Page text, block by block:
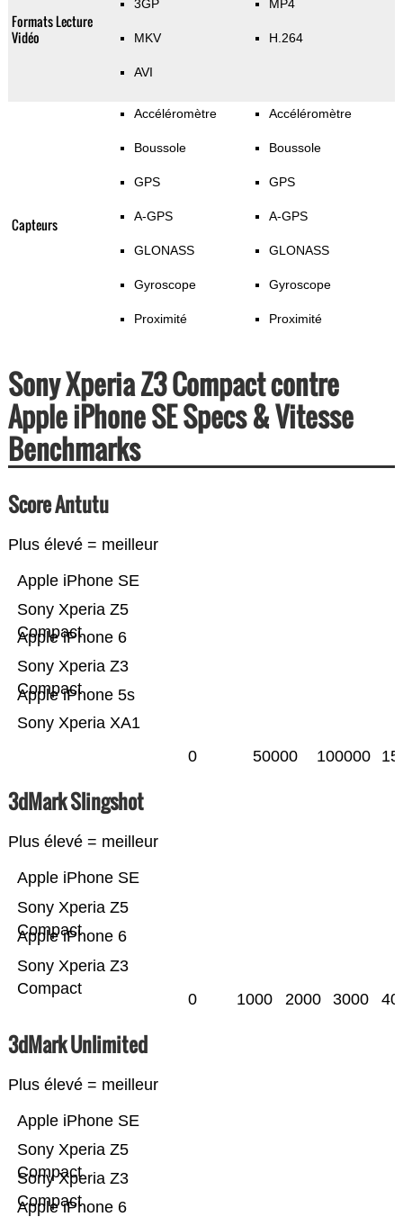
Formats Lecture
Vidéo
3GP
MKV
AVI
MP4
H.264
Capteurs
Accéléromètre
Boussole
GPS
A-GPS
GLONASS
Gyroscope
Proximité
Accéléromètre
Boussole
GPS
A-GPS
GLONASS
Gyroscope
Proximité
Sony Xperia Z3 Compact contre
Apple iPhone SE Specs & Vitesse
Benchmarks
Score Antutu
Plus élevé = meilleur
Sony Xperia XA1
Apple iPhone 5s
Sony Xperia Z3
Compact
Apple iPhone 6
Sony Xperia Z5
Compact
Apple iPhone SE
0 50000 100000
3dMark Slingshot
Plus élevé = meilleur
Sony Xperia Z3
Compact
Apple iPhone 6
Sony Xperia Z5
Compact
Apple iPhone SE
0 1000 2000 3000
3dMark Unlimited
Plus élevé = meilleur
Apple iPhone 6
Sony Xperia Z3
Compact
Sony Xperia Z5
Compact
Apple iPhone SE